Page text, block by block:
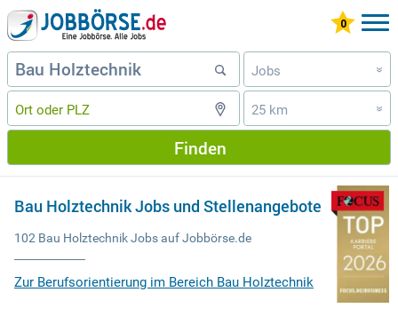
Jobs »
25 km »
Finden
Bau Holztechnik Jobs und Stellenangebote
102 Bau Holztechnik Jobs auf Jobbörse.de
Zur Berufsorientierung im Bereich Bau Holztechnik